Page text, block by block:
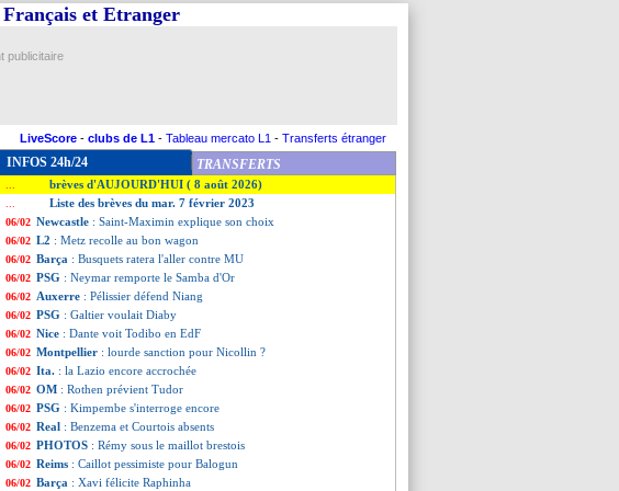
et Etranger
publicitaire
LiveScore - clubs de L1 - Tableau mercato L1 - Transferts étranger
INFOS 24h/24 TRANSFERTS
brèves d'AUJOURD'HUI ( 8 août 2026)
Liste des brèves du mar. 7 février 2023
06/02 Newcastle : Saint-Maximin explique son choix
06/02 L2 : Metz recolle au bon wagon
06/02 Barça : Busquets ratera l'aller contre MU
06/02 PSG : Neymar remporte le Samba d'Or
06/02 Auxerre : Pélissier défend Niang
06/02 PSG : Galtier voulait Diaby
06/02 Nice : Dante voit Todibo en EdF
06/02 Montpellier : lourde sanction pour Nicollin ?
06/02 Ita. : la Lazio encore accrochée
06/02 OM : Rothen prévient Tudor
06/02 PSG : Kimpembe s'interroge encore
06/02 Real : Benzema et Courtois absents
06/02 PHOTOS : Rémy sous le maillot brestois
06/02 Reims : Caillot pessimiste pour Balogun
06/02 Barça : Xavi félicite Raphinha